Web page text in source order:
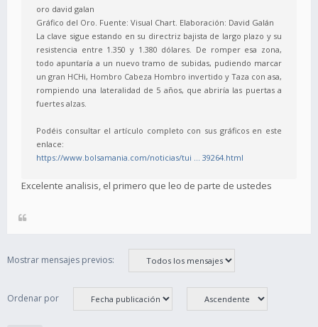
oro david galan
Gráfico del Oro. Fuente: Visual Chart. Elaboración: David Galán
La clave sigue estando en su directriz bajista de largo plazo y su
resistencia entre 1.350 y 1.380 dólares. De romper esa zona,
todo apuntaría a un nuevo tramo de subidas, pudiendo marcar
un gran HCHi, Hombro Cabeza Hombro invertido y Taza con asa,
rompiendo una lateralidad de 5 años, que abriría las puertas a
fuertes alzas.
Podéis consultar el artículo completo con sus gráficos en este
enlace:
https://www.bolsamania.com/noticias/tui ... 39264.html
Excelente analisis, el primero que leo de parte de ustedes
Mostrar mensajes previos:
Ordenar por